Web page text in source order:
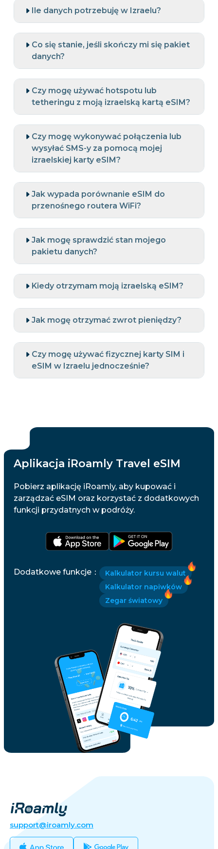
Ile danych potrzebuję w Izraelu?
Co się stanie, jeśli skończy mi się pakiet
danych?
Czy mogę używać hotspotu lub
tetheringu z moją izraelską kartą eSIM?
Czy mogę wykonywać połączenia lub
wysyłać SMS-y za pomocą mojej
izraelskiej karty eSIM?
Jak wypada porównanie eSIM do
przenośnego routera WiFi?
Jak mogę sprawdzić stan mojego
pakietu danych?
Kiedy otrzymam moją izraelską eSIM?
Jak mogę otrzymać zwrot pieniędzy?
Czy mogę używać fizycznej karty SIM i
eSIM w Izraelu jednocześnie?
Aplikacja iRoamly Travel eSIM
Pobierz aplikację iRoamly, aby kupować i
zarządzać eSIM oraz korzystać z dodatkowych
funkcji przydatnych w podróży.
Dodatkowe funkcje ：
Kalkulator kursu walut
Kalkulator napiwków
Zegar światowy
support@iroamly.com